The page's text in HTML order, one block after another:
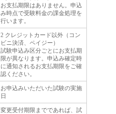
お支払期限はありません。申込
み時点で受験料金の課金処理を
行います。
2 クレジットカード以外（コン
ビニ決済、ペイジー）
試験申込み区分ごとにお支払期
限が異なります。申込み確定時
に通知されるお支払期限をご確
認ください。
お申込みいただいた試験の実施
日
変更受付期限までであれば、試